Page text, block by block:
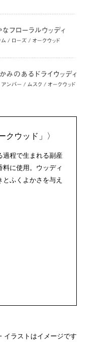
クウッド」〉
過程で生まれる副産
に使用。ウッディ
ふくよかさを与え
イラストはイメージです